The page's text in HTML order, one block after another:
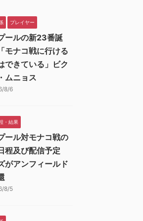
プレイヤー
ールの新23番誕
ナコ戦に行ける
できている」ビク
ムニョス
8/6
・結果
ール対モナコ戦の
程及び配信予定
がアンフィールド
8/5